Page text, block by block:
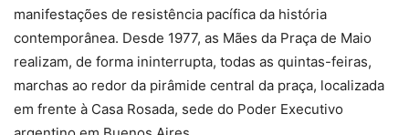
manifestações de resistência pacífica da história
contemporânea. Desde 1977, as Mães da Praça de Maio
realizam, de forma ininterrupta, todas as quintas-feiras,
marchas ao redor da pirâmide central da praça, localizada
em frente à Casa Rosada, sede do Poder Executivo